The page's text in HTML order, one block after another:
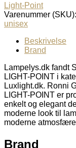
Light-Point
Varenummer (SKU):
unisex
Beskrivelse
Brand
Lampelys.dk fandt
LIGHT-POINT i
Luxlight.dk. Ronni
LIGHT-POINT er
enkelt og elegant
moderne look til
moderne
Brand